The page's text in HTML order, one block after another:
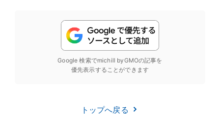
Google 検索でmichill byGMOの記事を
優先表示することができます
トップへ戻る